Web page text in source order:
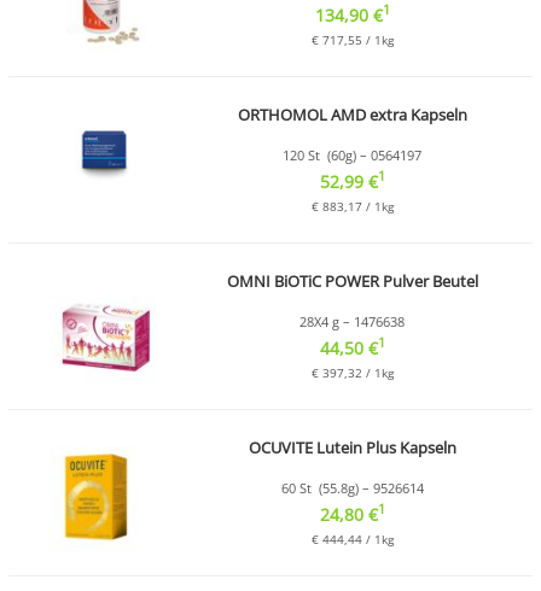
134,90 €1
€ 717,55 / 1kg
ORTHOMOL AMD extra Kapseln
120 St (60g) – 0564197
52,99 €1
€ 883,17 / 1kg
OMNI BiOTiC POWER Pulver Beutel
28X4 g – 1476638
44,50 €1
€ 397,32 / 1kg
OCUVITE Lutein Plus Kapseln
60 St (55.8g) – 9526614
24,80 €1
€ 444,44 / 1kg